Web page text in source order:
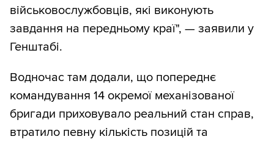
військовослужбовців, які виконують
завдання на передньому краї", — заявили у
Генштабі.
Водночас там додали, що попереднє
командування 14 окремої механізованої
бригади приховувало реальний стан справ,
втратило певну кількість позицій та